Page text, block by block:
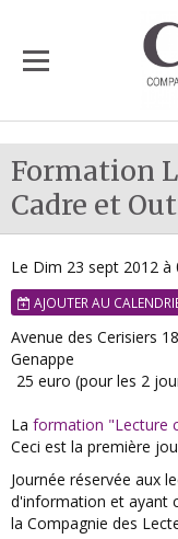
Formation
Cadre et
Le Dim 23 sept 2012 à
AJOUTER AU
Avenue des Cerisiers
Genappe
25 euro (pour les 2
La formation "Lecture
Ceci est la première
Journée réservée aux
d'information et ayant
la Compagnie des